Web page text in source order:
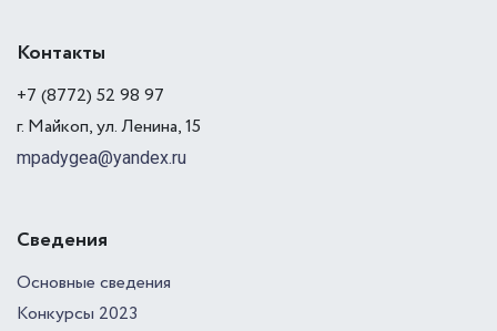
Контакты
+7 (8772) 52 98 97
г. Майкоп, ул. Ленина, 15
mpadygea@yandex.ru
Сведения
Основные сведения
Конкурсы 2023